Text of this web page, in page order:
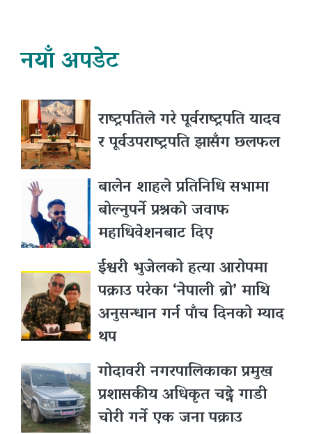
नयाँ अपडेट
राष्ट्रपतिले गरे पूर्वराष्ट्रपति यादव
र पूर्वउपराष्ट्रपति झासँग छलफल
बालेन शाहले प्रतिनिधि सभामा
बोल्नुपर्ने प्रश्नकाे जवाफ
महाधिवेशनबाट दिए
ईश्वरी भुजेलको हत्या आरोपमा
पक्राउ परेका ‘नेपाली ब्रो’ माथि
अनुसन्धान गर्न पाँच दिनको म्याद
थप
गोदावरी नगरपालिकाका प्रमुख
प्रशासकीय अधिकृत चढ्ने गाडी
चोरी गर्ने एक जना पक्राउ